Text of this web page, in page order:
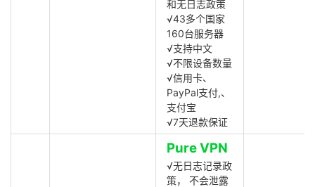
和无日志政策
√43多个国家
160台服务器
√支持中文
√不限设备数量
√信用卡、
PayPal支付,、
支付宝
√7天退款保证
Pure VPN
√无日志记录政
策， 不会泄露